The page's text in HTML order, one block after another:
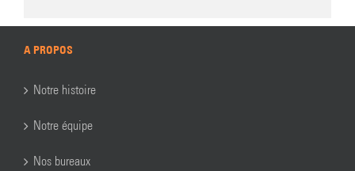
A PROPOS
Notre histoire
Notre équipe
Nos bureaux